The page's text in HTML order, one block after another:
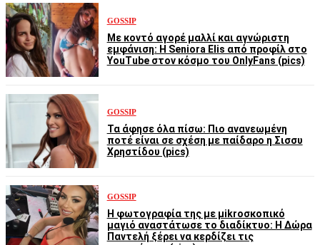
GOSSIP
Με κοντό αγορέ μαλλί και αγνώριστη
εμφάνιση: Η Seniora Elis από προφίλ στο
YouTube στον κόσμο του OnlyFans (pics)
GOSSIP
Τα άφησε όλα πίσω: Πιο ανανεωμένη
ποτέ είναι σε σχέση με παίδαρο η Σισσυ
Χρηστίδου (pics)
GOSSIP
Η φωτογραφία της με μikroσκοπικό
μαγιό αναστάτωσε το διαδίκτυο: Η Δώρα
Παντελή ξέρει να κερδίζει τις